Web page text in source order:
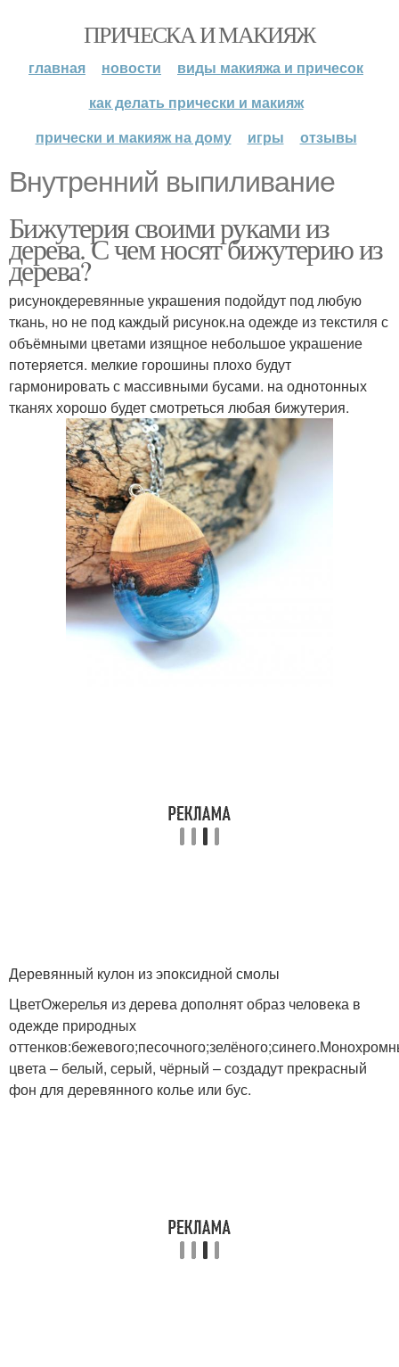
ПРИЧЕСКА И МАКИЯЖ
главная новости
виды макияжа и причесок
как делать прически и макияж
прически и макияж на дому
игры отзывы
Внутренний выпиливание
Бижутерия своими руками из
дерева. С чем носят бижутерию из
дерева?
рисунокдеревянные украшения подойдут под любую
ткань, но не под каждый рисунок.на одежде из текстиля с
объёмными цветами изящное небольшое украшение
потеряется. мелкие горошины плохо будут
гармонировать с массивными бусами. на однотонных
тканях хорошо будет смотреться любая бижутерия.
Деревянный кулон из эпоксидной смолы
ЦветОжерелья из дерева дополнят образ человека в
одежде природных
цвета – белый, серый, чёрный – создадут прекрасный
фон для деревянного колье или бус.